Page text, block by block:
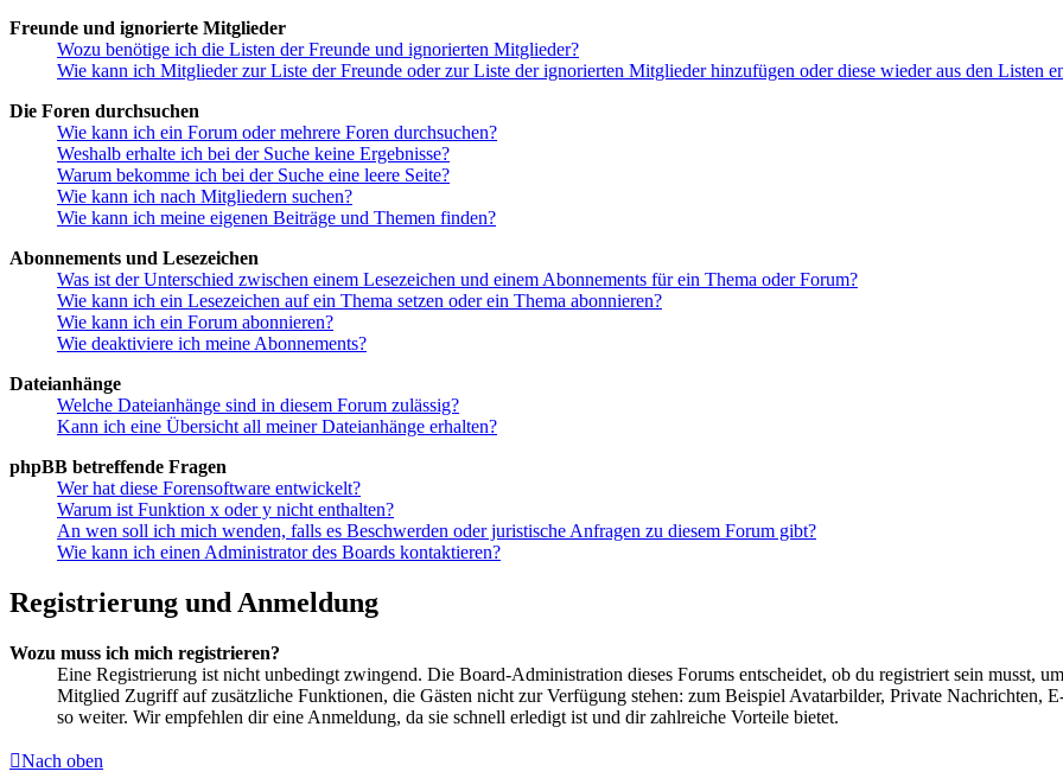
Freunde und ignorierte Mitglieder
Wozu benötige ich die Listen der Freunde und ignorierten Mitglieder?
Wie kann ich Mitglieder zur Liste der Freunde oder zur Liste der ignorierten Mitglieder hinzufügen oder diese wieder aus den Listen
Die Foren durchsuchen
Wie kann ich ein Forum oder mehrere Foren durchsuchen?
Weshalb erhalte ich bei der Suche keine Ergebnisse?
Warum bekomme ich bei der Suche eine leere Seite?
Wie kann ich nach Mitgliedern suchen?
Wie kann ich meine eigenen Beiträge und Themen finden?
Abonnements und Lesezeichen
Was ist der Unterschied zwischen einem Lesezeichen und einem Abonnements für ein Thema oder Forum?
Wie kann ich ein Lesezeichen auf ein Thema setzen oder ein Thema abonnieren?
Wie kann ich ein Forum abonnieren?
Wie deaktiviere ich meine Abonnements?
Dateianhänge
Welche Dateianhänge sind in diesem Forum zulässig?
Kann ich eine Übersicht all meiner Dateianhänge erhalten?
phpBB betreffende Fragen
Wer hat diese Forensoftware entwickelt?
Warum ist Funktion x oder y nicht enthalten?
An wen soll ich mich wenden, falls es Beschwerden oder juristische Anfragen zu diesem Forum gibt?
Wie kann ich einen Administrator des Boards kontaktieren?
Registrierung und Anmeldung
Wozu muss ich mich registrieren?
Eine Registrierung ist nicht unbedingt zwingend. Die Board-Administration dieses Forums entscheidet, ob du registriert sein musst,
Mitglied Zugriff auf zusätzliche Funktionen, die Gästen nicht zur Verfügung stehen: zum Beispiel Avatarbilder, Private Nachrichten,
so weiter. Wir empfehlen dir eine Anmeldung, da sie schnell erledigt ist und dir zahlreiche Vorteile bietet.
Nach oben